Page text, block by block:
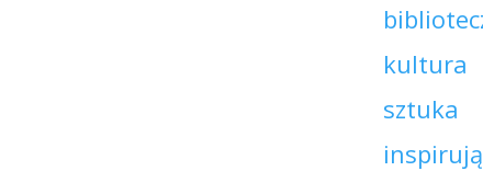
kultura
sztuka